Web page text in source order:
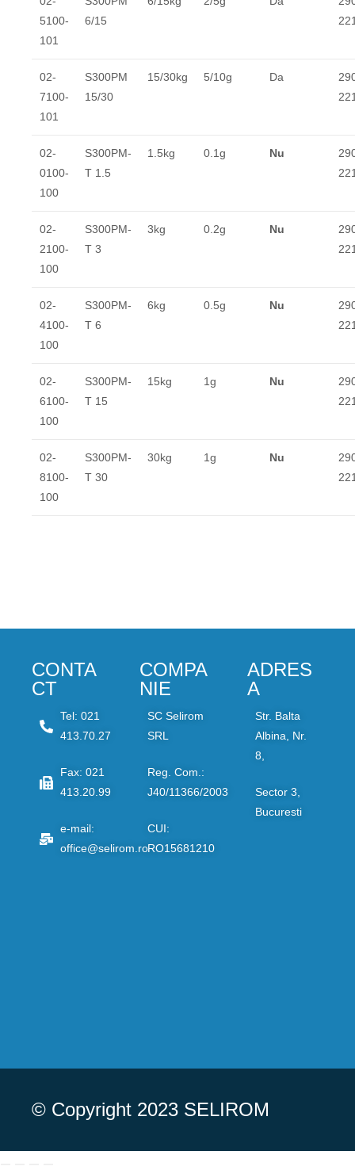
5100-
101
6/15
02-
7100-
101
S300PM
15/30
15/30kg 5/10g Da
02-
0100-
100
S300PM-
T 1.5
1.5kg 0.1g Nu
02-
2100-
100
S300PM-
T 3
3kg 0.2g Nu
02-
4100-
100
S300PM-
T 6
6kg 0.5g Nu
02-
6100-
100
S300PM-
T 15
15kg 1g Nu
02-
8100-
100
S300PM-
T 30
30kg 1g Nu
CONTA
CT
Tel: 021
413.70.27
Fax: 021
413.20.99
e-mail:
office@selirom.ro
COMPA
NIE
SC Selirom
SRL
Reg. Com.:
J40/11366/2003
CUI:
RO15681210
ADRES
A
Str. Balta
Albina, Nr.
8,
Sector 3,
Bucuresti
© Copyright 2023 SELIROM